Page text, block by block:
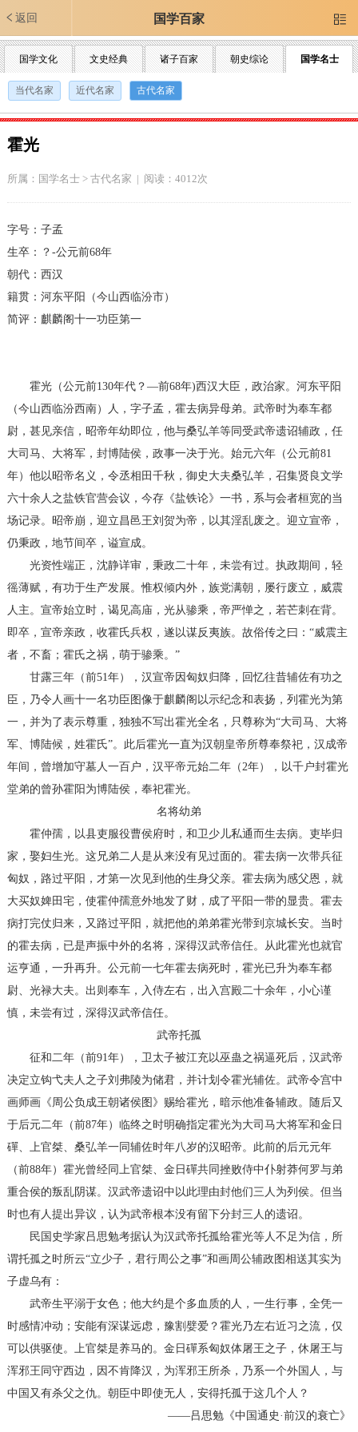
返回 国学百家 
国学文化 文史经典 诸子百家 朝史综论 国学名士
当代名家 近代名家 古代名家
霍光
所属： 国学名士> 古代名家 | 阅读：4012次
字号：子孟
生卒：？-公元前68年
朝代：西汉
籍贯：河东平阳（今山西临汾市）
简评：麒麟阁十一功臣第一
霍光（公元前130年代？—前68年)西汉大臣，政治家。河东平阳
（今山西临汾西南）人，字子孟，霍去病异母弟。武帝时为奉车都
尉，甚见亲信，昭帝年幼即位，他与桑弘羊等同受武帝遗诏辅政，任
大司马、大将军，封博陆侯，政事一决于光。始元六年（公元前81
年）他以昭帝名义，令丞相田千秋，御史大夫桑弘羊，召集贤良文学
六十余人之盐铁官营会议，今存《盐铁论》一书，系与会者桓宽的当
场记录。昭帝崩，迎立昌邑王刘贺为帝，以其淫乱废之。迎立宣帝，
仍秉政，地节间卒，谥宣成。
光资性端正，沈静详审，秉政二十年，未尝有过。执政期间，轻
徭薄赋，有功于生产发展。惟权倾内外，族党满朝，屡行废立，威震
人主。宣帝始立时，谒见高庙，光从骖乘，帝严惮之，若芒刺在背。
即卒，宣帝亲政，收霍氏兵权，遂以谋反夷族。故俗传之曰：“威震主
者，不畜；霍氏之祸，萌于骖乘。”
甘露三年（前51年），汉宣帝因匈奴归降，回忆往昔辅佐有功之
臣，乃令人画十一名功臣图像于麒麟阁以示纪念和表扬，列霍光为第
一，并为了表示尊重，独独不写出霍光全名，只尊称为“大司马、大将
军、博陆候，姓霍氏”。此后霍光一直为汉朝皇帝所尊奉祭祀，汉成帝
年间，曾增加守墓人一百户，汉平帝元始二年（2年），以千户封霍光
堂弟的曾孙霍阳为博陆侯，奉祀霍光。
名将幼弟
霍仲孺，以县吏服役曹侯府时，和卫少儿私通而生去病。吏毕归
家，娶妇生光。这兄弟二人是从来没有见过面的。霍去病一次带兵征
匈奴，路过平阳，才第一次见到他的生身父亲。霍去病为感父恩，就
大买奴婢田宅，使霍仲孺意外地发了财，成了平阳一带的显贵。霍去
病打完仗归来，又路过平阳，就把他的弟弟霍光带到京城长安。当时
的霍去病，已是声振中外的名将，深得汉武帝信任。从此霍光也就官
运亨通，一升再升。公元前一七年霍去病死时，霍光已升为奉车都
尉、光禄大夫。出则奉车，入侍左右，出入宫殿二十余年，小心谨
慎，未尝有过，深得汉武帝信任。
武帝托孤
征和二年（前91年），卫太子被江充以巫蛊之祸逼死后，汉武帝
决定立钩弋夫人之子刘弗陵为储君，并计划令霍光辅佐。武帝令宫中
画师画《周公负成王朝诸侯图》赐给霍光，暗示他准备辅政。随后又
于后元二年（前87年）临终之时明确指定霍光为大司马大将军和金日
磾、上官桀、桑弘羊一同辅佐时年八岁的汉昭帝。此前的后元元年
（前88年）霍光曾经同上官桀、金日磾共同挫败侍中仆射莽何罗与弟
重合侯的叛乱阴谋。汉武帝遗诏中以此理由封他们三人为列侯。但当
时也有人提出异议，认为武帝根本没有留下分封三人的遗诏。
民国史学家吕思勉考据认为汉武帝托孤给霍光等人不足为信，所
谓托孤之时所云“立少子，君行周公之事”和画周公辅政图相送其实为
子虚乌有：
武帝生平溺于女色；他大约是个多血质的人，一生行事，全凭一
时感情冲动；安能有深谋远虑，豫割嬖爱？霍光乃左右近习之流，仅
可以供驱使。上官桀是养马的。金日磾系匈奴体屠王之子，休屠王与
浑邪王同守西边，因不肯降汉，为浑邪王所杀，乃系一个外国人，与
中国又有杀父之仇。朝臣中即使无人，安得托孤于这几个人？
——吕思勉《中国通史·前汉的衰亡》